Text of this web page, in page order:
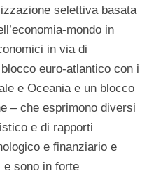
selettiva basata
mondo in
in via di
euro-atlantico con i
e Oceania e un blocco
– che esprimono diversi
e di rapporti
e finanziario e
sono in forte